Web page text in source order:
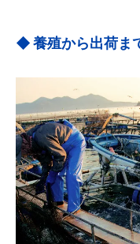
養殖から出荷ま